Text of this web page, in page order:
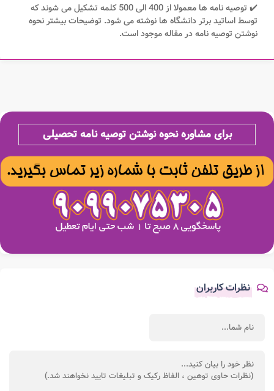
✔️ توصیه نامه ها معمولا از 400 الی 500 کلمه تشکیل می شوند که
توسط اساتید برتر دانشگاه ها نوشته می شود. توضیحات بیشتر نحوه
نوشتن توصیه نامه در مقاله موجود است.
برای مشاوره نحوه نوشتن توصیه نامه تحصیلی
نظرات کاربران